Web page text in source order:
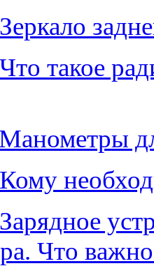
Зеркало
Что такое
Манометры
Кому
Зарядное
Что